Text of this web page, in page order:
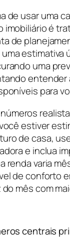
de usar uma
imobiliário é
de
estimativa
uma
entender
para
estiver
de casa,
e inclua
renda varia
de conforto
mês com
centrais